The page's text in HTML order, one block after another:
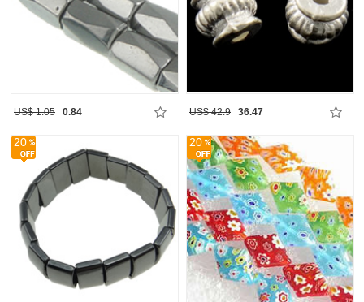
US$ 1.05 0.84 US$ 42.9 36.47
20 20